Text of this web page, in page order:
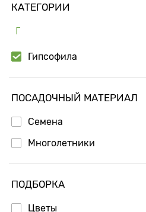
КАТЕГОРИИ
Г
Гипсофила
ПОСАДОЧНЫЙ МАТЕРИАЛ
Семена
Многолетники
ПОДБОРКА
Цветы